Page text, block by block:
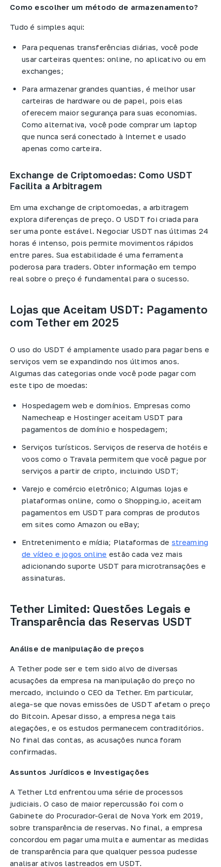
Como escolher um método de armazenamento?
Tudo é simples aqui:
Para pequenas transferências diárias, você pode
usar carteiras quentes: online, no aplicativo ou em
exchanges;
Para armazenar grandes quantias, é melhor usar
carteiras de hardware ou de papel, pois elas
oferecem maior segurança para suas economias.
Como alternativa, você pode comprar um laptop
que nunca será conectado à Internet e usado
apenas como carteira.
Exchange de Criptomoedas: Como USDT
Facilita a Arbitragem
Em uma exchange de criptomoedas, a arbitragem
explora diferenças de preço. O USDT foi criada para
ser uma ponte estável. Negociar USDT nas últimas 24
horas é intenso, pois permite movimentos rápidos
entre pares. Sua estabilidade é uma ferramenta
poderosa para traders. Obter informação em tempo
real sobre o preço é fundamental para o sucesso.
Lojas que Aceitam USDT: Pagamento
com Tether em 2025
O uso do USDT é amplamente usado para pagar bens e
serviços vem se expandindo nos últimos anos.
Algumas das categorias onde você pode pagar com
este tipo de moedas:
Hospedagem web e domínios. Empresas como
Namecheap e Hostinger aceitam USDT para
pagamentos de domínio e hospedagem;
Serviços turísticos. Serviços de reserva de hotéis e
voos como o Travala permitem que você pague por
serviços a partir de cripto, incluindo USDT;
Varejo e comércio eletrônico; Algumas lojas e
plataformas online, como o Shopping.io, aceitam
pagamentos em USDT para compras de produtos
em sites como Amazon ou eBay;
Entretenimento e mídia; Plataformas de streaming
de vídeo e jogos online estão cada vez mais
adicionando suporte USDT para microtransações e
assinaturas.
Tether Limited: Questões Legais e
Transparência das Reservas USDT
Análise de manipulação de preços
A Tether pode ser e tem sido alvo de diversas
acusações da empresa na manipulação do preço no
mercado, incluindo o CEO da Tether. Em particular,
alega-se que novas emissões de USDT afetam o preço
do Bitcoin. Apesar disso, a empresa nega tais
alegações, e os estudos permanecem contraditórios.
No final das contas, as acusações nunca foram
confirmadas.
Assuntos Jurídicos e Investigações
A Tether Ltd enfrentou uma série de processos
judiciais. O caso de maior repercussão foi com o
Gabinete do Procurador-Geral de Nova York em 2019,
sobre transparência de reservas. No final, a empresa
concordou em pagar uma multa e aumentar as medidas
de transparência para que qualquer pessoa pudesse
analisar ativos lastreados em USDT.